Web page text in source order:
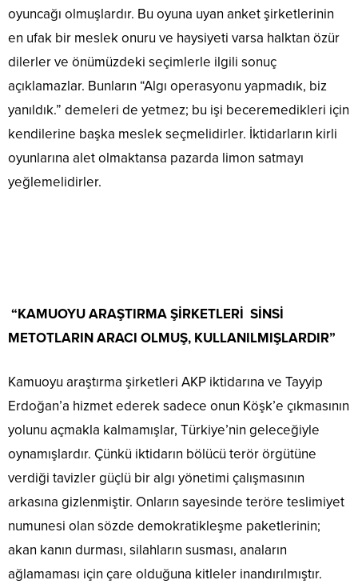
oyuncağı olmuşlardır. Bu oyuna uyan anket şirketlerinin
en ufak bir meslek onuru ve haysiyeti varsa halktan özür
dilerler ve önümüzdeki seçimlerle ilgili sonuç
açıklamazlar. Bunların “Algı operasyonu yapmadık, biz
yanıldık.” demeleri de yetmez; bu işi beceremedikleri için
kendilerine başka meslek seçmelidirler. İktidarların kirli
oyunlarına alet olmaktansa pazarda limon satmayı
yeğlemelidirler.
“KAMUOYU ARAŞTIRMA ŞİRKETLERİ SİNSİ
METOTLARIN ARACI OLMUŞ, KULLANILMIŞLARDIR”
Kamuoyu araştırma şirketleri AKP iktidarına ve Tayyip
Erdoğan’a hizmet ederek sadece onun Köşk’e çıkmasının
yolunu açmakla kalmamışlar, Türkiye’nin geleceğiyle
oynamışlardır. Çünkü iktidarın bölücü terör örgütüne
verdiği tavizler güçlü bir algı yönetimi çalışmasının
arkasına gizlenmiştir. Onların sayesinde teröre teslimiyet
numunesi olan sözde demokratikleşme paketlerinin;
akan kanın durması, silahların susması, anaların
ağlamaması için çare olduğuna kitleler inandırılmıştır.